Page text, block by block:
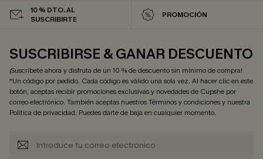
10 % DTO. AL
SUSCRIBIRTE
PROMOCIÓN
SUSCRIBIRSE & GANAR DESCUENTO
¡Suscríbete ahora y disfruta de un 10 % de descuento sin mínimo de compra!
*Un código por pedido. Cada código es válido una sola vez. Al hacer clic en este
botón, aceptas recibir promociones exclusivas y novedades de Cupshe por
correo electrónico. También aceptas nuestrosTérminos y condicionesy nuestra
Política de privacidad. Puedes darte de baja en cualquier momento.